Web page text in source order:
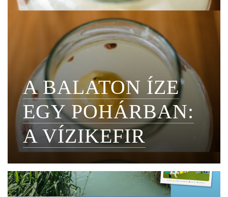
A BALATON ÍZE
EGY POHÁRBAN:
A VÍZIKEFIR